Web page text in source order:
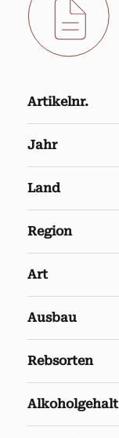
Artikelnr.
Jahr
Land
Region
Art
Ausbau
Rebsorten
Alkoholgehalt